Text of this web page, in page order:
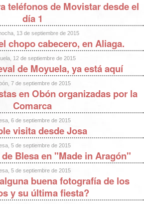
teléfonos de Movistar desde el
día 1
13 de septiembre de 2015
chopo cabecero, en Aliaga.
12 de septiembre de 2015
de Moyuela, ya está aquí
7 de septiembre de 2015
en Obón organizadas por la
Comarca
6 de septiembre de 2015
visita desde Josa
5 de septiembre de 2015
Blesa en "Made in Aragón"
5 de septiembre de 2015
buena fotografía de los
y su última fiesta?